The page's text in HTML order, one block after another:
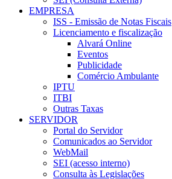
EMPRESA
ISS - Emissão de Notas Fiscais
Licenciamento e fiscalização
Alvará Online
Eventos
Publicidade
Comércio Ambulante
IPTU
ITBI
Outras Taxas
SERVIDOR
Portal do Servidor
Comunicados ao Servidor
WebMail
SEI (acesso interno)
Consulta às Legislações